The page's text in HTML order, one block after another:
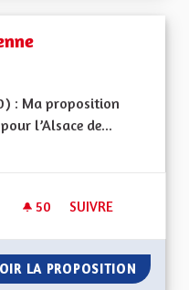
: Ma proposition
l’Alsace de...
: Autres
50 50 ABONNÉS
SUIVRE
LA PROPOSITION